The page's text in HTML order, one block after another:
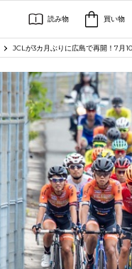
読み物 買い物
JCLが3カ月ぶりに広島で再開！7月